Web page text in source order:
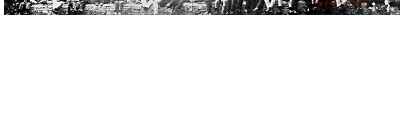
Powered byCoppermine Photo Gallery
Ported to cpg 1.5.x by Jeff Bailey